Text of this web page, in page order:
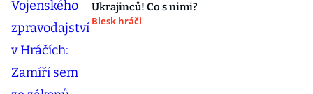
Ukrajinců! Co s nimi?
Blesk hráči